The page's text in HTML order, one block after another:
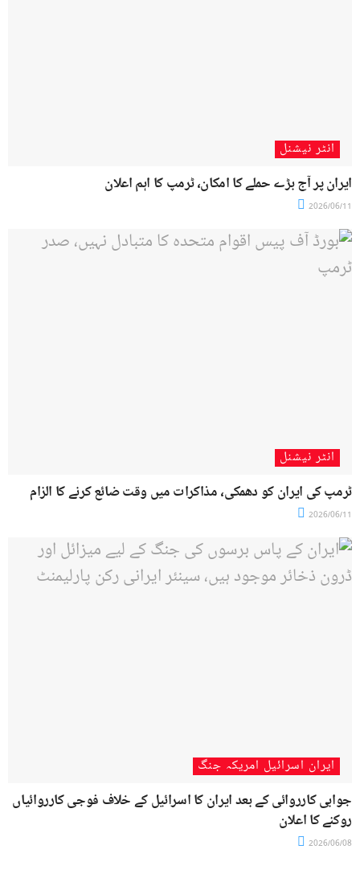
انٹر نیشنل
ایران پر آج بڑے حملے کا امکان، ٹرمپ کا اہم اعلان
2026/06/11
انٹر نیشنل
ٹرمپ کی ایران کو دھمکی، مذاکرات میں وقت ضائع کرنے کا الزام
2026/06/11
ایران اسرائیل امریکہ جنگ
جوابی کارروائی کے بعد ایران کا اسرائیل کے خلاف فوجی کارروائیاں
روکنے کا اعلان
2026/06/08